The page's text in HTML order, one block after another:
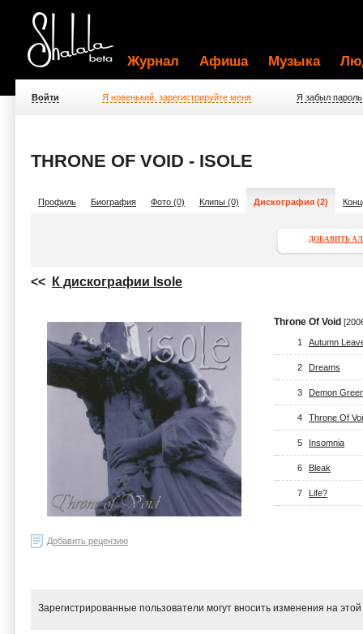
Журнал Афиша Музыка
Войти Я новенький, зарегистрируйте меня Я забыл пароль
THRONE OF VOID - ISOLE
Профиль Биография Фото (0) Клипы (0) Дискография (2)
ДОБАВИТЬ
<< К дискографии Isole
Throne Of Void
1 Autumn
2 Dreams
3 Demon
4 Throne Of
5 Insomnia
6 Bleak
7 Life?
Добавить рецензию
Зарегистрированные пользователи могут вносить изменения на